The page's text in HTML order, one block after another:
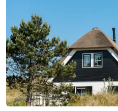
Boot
Waddenhoppen
Reisboekenwinkel
Nieuws